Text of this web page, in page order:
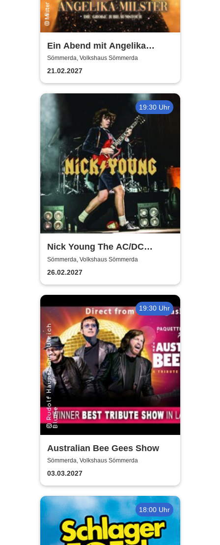
Ein Abend mit Angelika
Milster - Jubiläumstournee
2027
Sömmerda, Volkshaus Sömmerda
21.02.2027
19:30 Uhr
Nick Young The AC/DC
Master-Band
Sömmerda, Volkshaus Sömmerda
26.02.2027
19:30 Uhr
Australian Bee Gees Show
Sömmerda, Volkshaus Sömmerda
03.03.2027
18:00 Uhr